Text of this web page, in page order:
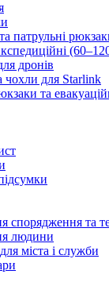
патрульні
дронів
чохли для Starlink
та
спорядження та
людини
міста і служби